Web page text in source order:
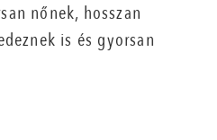
nőnek, hosszan
is és gyorsan